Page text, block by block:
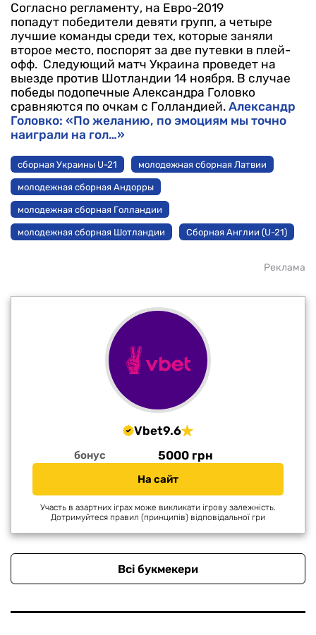
Согласно регламенту, на Евро-2019
попадут победители девяти групп, а четыре
лучшие команды среди тех, которые заняли
второе место, поспорят за две путевки в плей-
офф. Следующий матч Украина проведет на
выезде против Шотландии 14 ноября. В случае
победы подопечные Александра Головко
сравняются по очкам с Голландией. Александр
Головко: «По желанию, по эмоциям мы точно
наиграли на гол…»
сборная Украины U-21 молодежная сборная Латвии
молодежная сборная Андорры
молодежная сборная Голландии
молодежная сборная Шотландии Сборная Англии (U-21)
Реклама
Vbet9.6
бонус 5000 грн
На сайт
Участь в азартних іграх може викликати ігрову залежність.
Дотримуйтеся правил (принципів) відповідальної гри
Всі букмекери